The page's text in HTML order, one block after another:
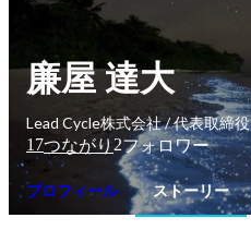
廉屋 達大
Lead Cycle株式会社 / 代表取締役
17つながり 2フォロワー
プロフィール ストーリー